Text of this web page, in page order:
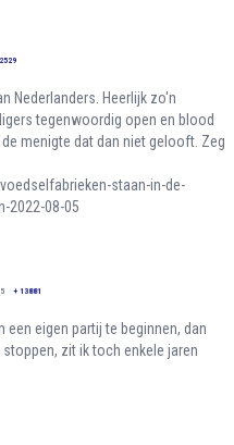
Nederlanders. Heerlijk zo'n
tegenwoordig open en blood
menigte dat dan niet gelooft. Zeg
staan-in-de-
2022-08-05
+ 13881
een eigen partij te beginnen, dan
zit ik toch enkele jaren